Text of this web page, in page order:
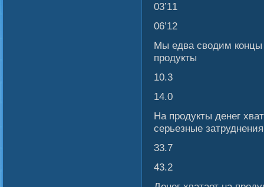
03’11
06’12
Мы едва свοдим концы
продукты
10.3
14.0
На продукты денег
серьезные затруднения
33.7
43.2